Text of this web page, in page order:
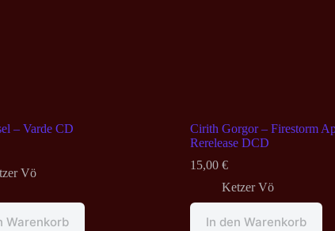
– Varde CD
Vö
Warenkorb
Cirith Gorgor – Firestorm
Rerelease DCD
15,00 €
Ketzer Vö
In den Warenkorb